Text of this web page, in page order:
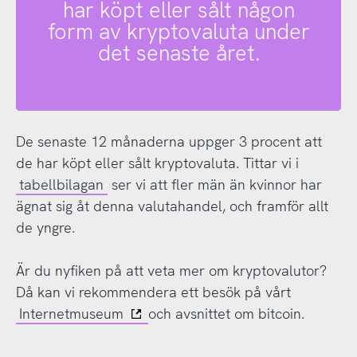
har köpt eller sålt någon
form av kryptovaluta under
det senaste året.
De senaste 12 månaderna uppger 3 procent att
de har köpt eller sålt kryptovaluta. Tittar vi i
tabellbilagan ser vi att fler män än kvinnor har
ägnat sig åt denna valutahandel, och framför allt
de yngre.
Är du nyfiken på att veta mer om kryptovalutor?
Då kan vi rekommendera ett besök på vårt
Internetmuseum
och avsnittet om bitcoin.